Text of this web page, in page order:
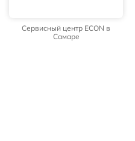
Сервисный центр ECON в
Самаре